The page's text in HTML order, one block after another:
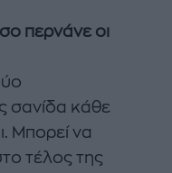
περνάνε οι
σανίδα κάθε
Μπορεί να
τέλος της